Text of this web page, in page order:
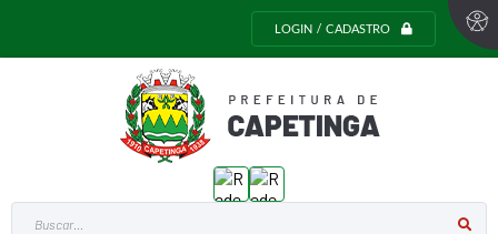
LOGIN / CADASTRO
Buscar...